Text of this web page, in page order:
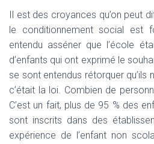
Il est des croyances qu’on peut
le conditionnement social est
entendu asséner que l’école
d’enfants qui ont exprimé le
se sont entendus rétorquer qu’ils
c’était la loi. Combien de
C’est un fait, plus de 95 % des
sont inscrits dans des
expérience de l’enfant non